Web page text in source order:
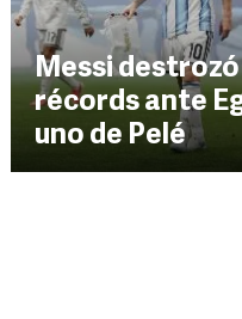
Messi
récords ante
uno de Pelé